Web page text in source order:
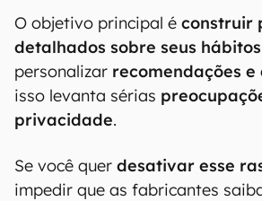
O objetivo principal é construir
detalhados sobre seus hábitos
personalizar recomendações e
isso levanta sérias
privacidade.
Se você quer desativar esse
impedir que as fabricantes